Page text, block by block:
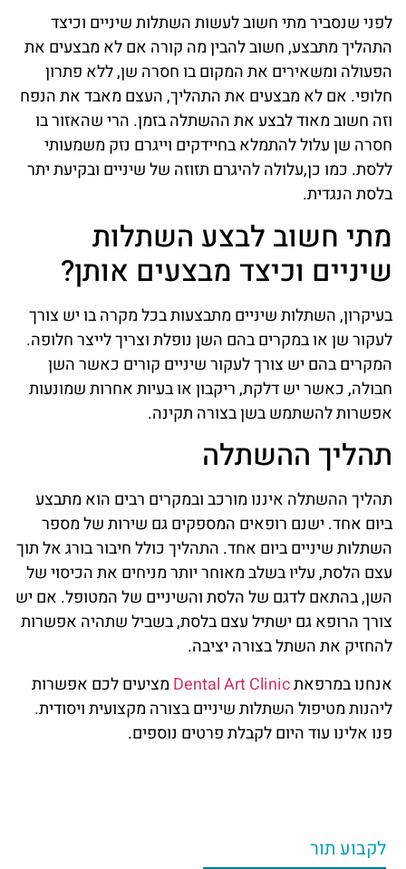
לפני שנסביר מתי חשוב לעשות השתלות שיניים וכיצד
התהליך מתבצע, חשוב להבין מה קורה אם לא מבצעים את
הפעולה ומשאירים את המקום בו חסרה שן, ללא פתרון
חלופי. אם לא מבצעים את התהליך, העצם מאבד את הנפח
וזה חשוב מאוד לבצע את ההשתלה בזמן. הרי שהאזור בו
חסרה שן עלול להתמלא בחיידקים וייגרם נזק משמעותי
ללסת. כמו כן,עלולה להיגרם תזוזה של שיניים ובקיעת יתר
בלסת הנגדית.
מתי חשוב לבצע השתלות
שיניים וכיצד מבצעים אותן?
בעיקרון, השתלות שיניים מתבצעות בכל מקרה בו יש צורך
לעקור שן או במקרים בהם השן נופלת וצריך לייצר חלופה.
המקרים בהם יש צורך לעקור שיניים קורים כאשר השן
חבולה, כאשר יש דלקת, ריקבון או בעיות אחרות שמונעות
אפשרות להשתמש בשן בצורה תקינה.
תהליך ההשתלה
תהליך ההשתלה איננו מורכב ובמקרים רבים הוא מתבצע
ביום אחד. ישנם רופאים המספקים גם שירות של מספר
השתלות שיניים ביום אחד. התהליך כולל חיבור בורג אל תוך
עצם הלסת, עליו בשלב מאוחר יותר מניחים את הכיסוי של
השן, בהתאם לדגם של הלסת והשיניים של המטופל. אם יש
צורך הרופא גם ישתיל עצם בלסת, בשביל שתהיה אפשרות
להחזיק את השתל בצורה יציבה.
אנחנו במרפאתDental Art Clinic מציעים לכם אפשרות
ליהנות מטיפול השתלות שיניים בצורה מקצועית ויסודית.
פנו אלינו עוד היום לקבלת פרטים נוספים.
לקבוע תור